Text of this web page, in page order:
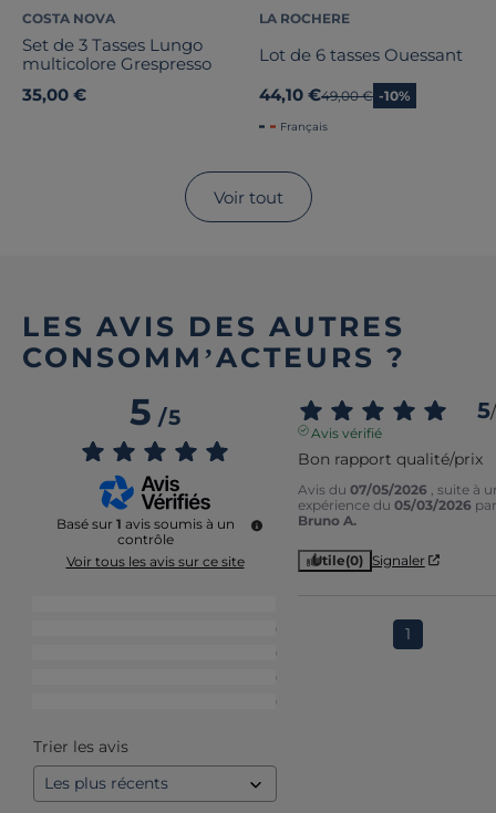
COSTA NOVA
Set de 3 Tasses Lungo
multicolore Grespresso
35,00 €
LA ROCHERE
Lot de 6 tasses Ouessant
44,10 €Ancien prix
49,00 € -10%
Français
Voir tout
LES AVIS DES AUTRES
CONSOMM’ACTEURS ?
5/5
Basé sur 1 avis soumis à un
contrôle
Voir tous les avis sur ce site
0
0
0
0
Trier les avis
5/
Avis vérifié
Bon rapport qualité/prix
Avis du 07/05/2026
, suite à
expérience du 05/03/2026 par
Bruno A.
Utile(0) Signaler
1